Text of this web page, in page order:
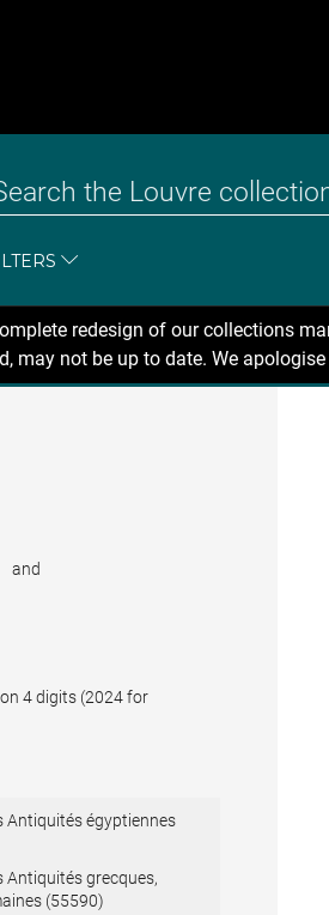
redesign of our collections
may not be up to date. We
and
4 digits (2024 for
Antiquités égyptiennes
Antiquités grecques,
(55590)